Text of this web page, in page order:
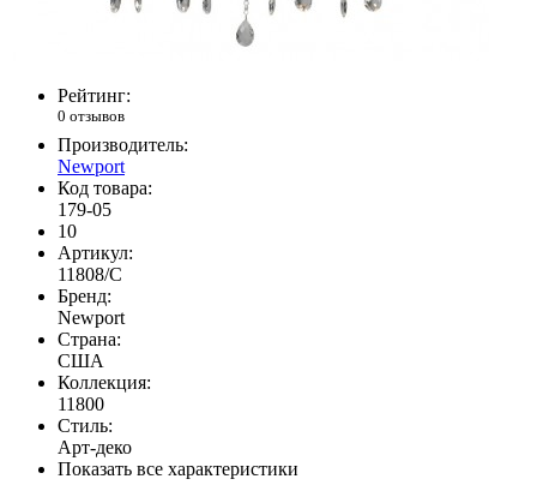
Рейтинг:
0 отзывов
Производитель:
Newport
Код товара:
179-05
10
Артикул:
11808/C
Бренд:
Newport
Страна:
США
Коллекция:
11800
Стиль:
Арт-деко
Показать все характеристики